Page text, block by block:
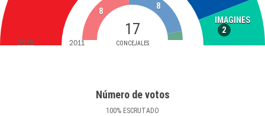
IMAGINES
2
17
CONCEJALES
8
8
2015 2011
Número de votos
100% ESCRUTADO